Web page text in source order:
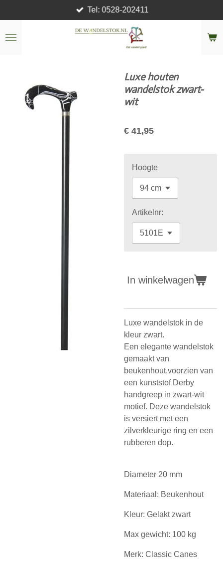
direct
naar
Tel: 0528-202411
Luxe houten
wandelstok zwart-
wit
€ 41,95
Hoogte
Artikelnr:
In winkelwagen
Luxe wandelstok in de
kleur zwart.
Een elegante wandelstok
gemaakt van
beukenhout,voorzien van
een kunststof Derby
handgreep in zwart-wit
motief. Deze wandelstok
is versiert met een
zilverkleurige ring en een
rubberen dop.
Diameter 20 mm
Materiaal: Beukenhout
Kleur: Gelakt zwart
Max gewicht: 100 kg
Merk: Classic Canes